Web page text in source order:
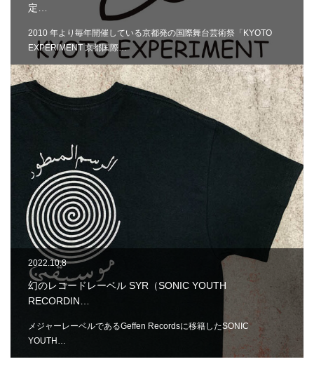
定…
2010 年より毎年開催している京都発の国際舞台芸術祭「KYOTO
EXPERIMENT 京都国際…
2022.10.8
幻のレコードレーベル SYR（SONIC YOUTH
RECORDIN…
メジャーレーベルであるGeffen Recordsに移籍したSONIC
YOUTH…